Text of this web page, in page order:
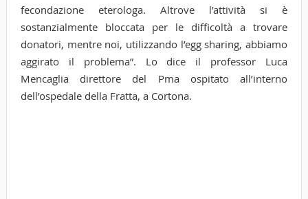
fecondazione eterologa. Altrove l’attività si è
sostanzialmente bloccata per le difficoltà a trovare
donatori, mentre noi, utilizzando l’egg sharing, abbiamo
aggirato il problema”. Lo dice il professor Luca
Mencaglia direttore del Pma ospitato all’interno
dell’ospedale della Fratta, a Cortona.